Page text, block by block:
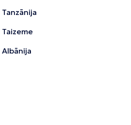
Tanzānija
Taizeme
Albānija